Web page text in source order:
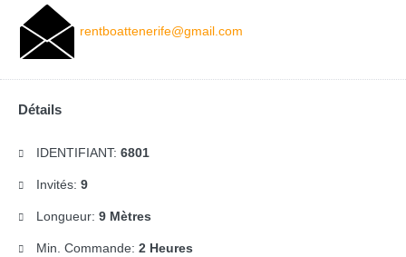
rentboattenerife@gmail.com
Détails
IDENTIFIANT: 6801
Invités: 9
Longueur: 9 Mètres
Min. Commande: 2 Heures